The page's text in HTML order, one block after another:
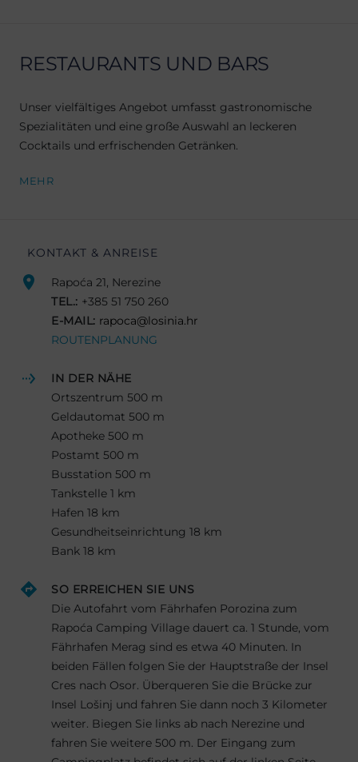
RESTAURANTS UND BARS
Unser vielfältiges Angebot umfasst gastronomische
Spezialitäten und eine große Auswahl an leckeren
Cocktails und erfrischenden Getränken.
MEHR
KONTAKT & ANREISE
Rapoća 21, Nerezine
TEL.: +385 51 750 260
E-MAIL: rapoca@losinia.hr
ROUTENPLANUNG
IN DER NÄHE
Ortszentrum 500 m
Geldautomat 500 m
Apotheke 500 m
Postamt 500 m
Busstation 500 m
Tankstelle 1 km
Hafen 18 km
Gesundheitseinrichtung 18 km
Bank 18 km
SO ERREICHEN SIE UNS
Die Autofahrt vom Fährhafen Porozina zum
Rapoća Camping Village dauert ca. 1 Stunde, vom
Fährhafen Merag sind es etwa 40 Minuten. In
beiden Fällen folgen Sie der Hauptstraße der Insel
Cres nach Osor. Überqueren Sie die Brücke zur
Insel Lošinj und fahren Sie dann noch 3 Kilometer
weiter. Biegen Sie links ab nach Nerezine und
fahren Sie weitere 500 m. Der Eingang zum